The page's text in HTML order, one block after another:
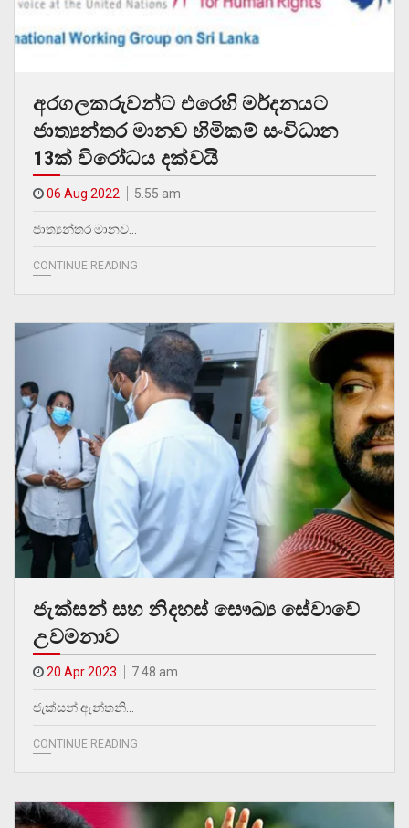
අරගලකරුවන්ට එරෙහි මර්දනයට
ජාත්‍යන්තර මානව හිමිකම් සංවිධාන
13ක් විරෝධය දක්වයි
06 Aug 2022 5.55 am
ජාත්‍යන්තර මානව…
CONTINUE READING
ජැක්සන් සහ නිදහස් සෞඛ්‍ය සේවාවේ
උවමනාව
20 Apr 2023 7.48 am
ජැක්සන් ඇන්තනි…
CONTINUE READING